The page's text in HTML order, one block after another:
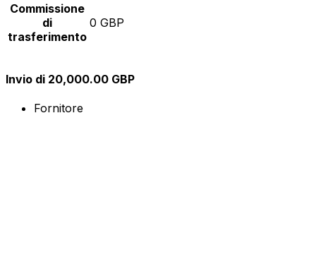
Commissione
di
trasferimento
0 GBP
Invio di 20,000.00 GBP
Fornitore